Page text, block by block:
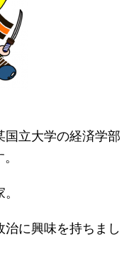
国立大学の経済学部
に興味を持ちまし